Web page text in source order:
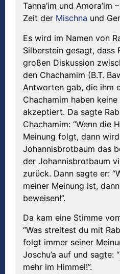
Tanna’im und Amora’im
Zeit der Mischna und
Es wird im Namen von
Silberstein gesagt, dass
großen Diskussion
den Chachamim (B.T.
Antworten gab, die ihm
Chachamim haben
akzeptiert. Da sagte
Chachamim: “Wenn die
Meinung folgt, dann
Johannisbrotbaum das
der Johannisbrotbaum
zurück. Dann sagte er:
meiner Meinung ist,
beweisen!”.
Da kam eine Stimme
“Was streitest du mit
folgt immer seiner
Joschu’a auf und sagte:
mehr im Himmel!”.